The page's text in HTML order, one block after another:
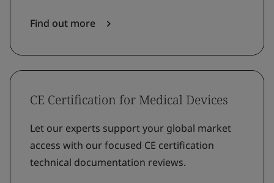
Find out more
CE Certification for Medical Devices
Let our experts support your global market
access with our focused CE certification
technical documentation reviews.